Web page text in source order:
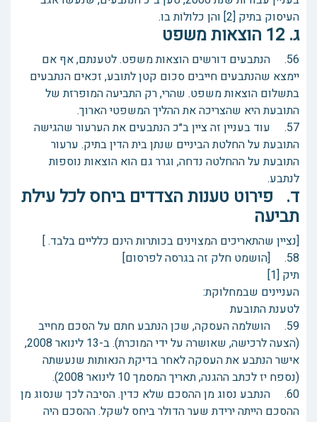
העיסוק בתיק [2] והן כלולות בו.
ג. 12 הוצאות משפט
56. הנתבעים דורשים הוצאות משפט. לטענתם, אף אם
יימצא שהנתבעים חייבים סכום קטן לתובע, זכאים הנתבעים
בתשלום הוצאות משפט. שהרי, רק התביעה המופרזת של
התובעת היא שהצריכה את ההליך המשפטי הארוך.
57. עוד בעניין זה ציין ב״כ הנתבעים את הערעור שהגישה
התובעת על החלטת הביניים שנתן בית הדין בתיק. ערעור
התובעת על ההחלטה נדחה, וגרר גם הוא הוצאות נוספות
לנתבע.
ד. פירוט טענות הצדדים ביחס לכל עילת
תביעה
[נציין שהתאריכים המצוינים בכותרות הינם כלליים בלבד. ]
58. [הושמט חלק זה בגרסה לפרסום]
תיק [1]
העניינים שבמחלוקת:
לטענת התובעת
59. הושלמה העסקה, שכן הנתבע חתם על הסכם מחייב
(הצעה לרכישה, שאושרה על ידי המוכרת). ב-13 לינואר 2008,
אישר הנתבע את העסקה לאחר בדיקת הנאותות שנעשתה
(נספח יז לכתב ההגנה, תאריך המסמך 10 לינואר 2008).
60. הנתבע נסוג מן ההסכם שלא כדין. הסיבה לכך שנסוג מן
ההסכם הייתה ירידת שער הדולר ביחס לשקל. ההסכם היה